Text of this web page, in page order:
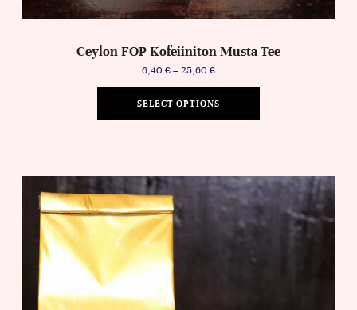
Ceylon FOP Kofeiiniton Musta Tee
6,40 €–25,60 €
SELECT OPTIONS